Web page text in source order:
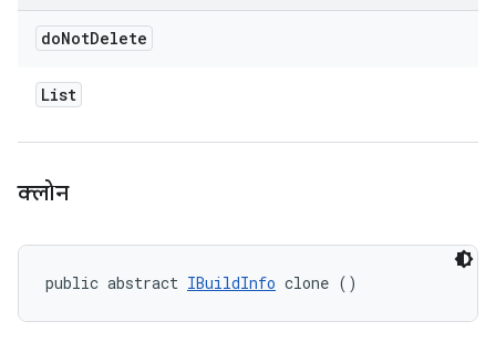
doNotDelete
List
क्लोन
public abstract IBuildInfo clone ()